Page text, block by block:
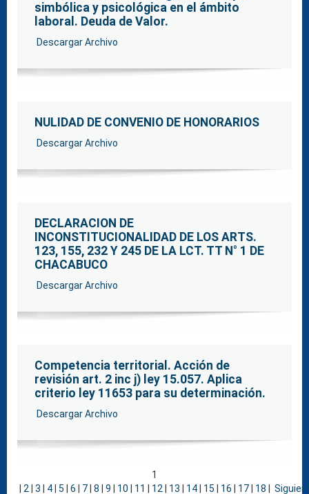
simbólica y psicológica en el ámbito
laboral. Deuda de Valor.
Descargar Archivo
NULIDAD DE CONVENIO DE HONORARIOS
Descargar Archivo
DECLARACION DE
INCONSTITUCIONALIDAD DE LOS ARTS.
123, 155, 232 Y 245 DE LA LCT. TT N° 1 DE
CHACABUCO
Descargar Archivo
Competencia territorial. Acción de
revisión art. 2 inc j) ley 15.057. Aplica
criterio ley 11653 para su determinación.
Descargar Archivo
1
2 3 4 5 6 7 8 9 10 11 12 13 14 15 16 17 18